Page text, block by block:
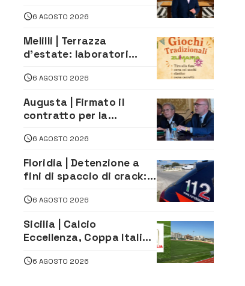
«La proposta è nostra»
6 AGOSTO 2026
Melilli | Terrazza
d’estate: laboratori
styling e giochi
tradizionali di Zuimama,
ecco come iscriversi
6 AGOSTO 2026
Augusta | Firmato il
contratto per la
depuratore delle acque
6 AGOSTO 2026
Floridia | Detenzione a
fini di spaccio di crack:
6 AGOSTO 2026
Sicilia | Calcio
Eccellenza, Coppa Italia:
andata
6 AGOSTO 2026